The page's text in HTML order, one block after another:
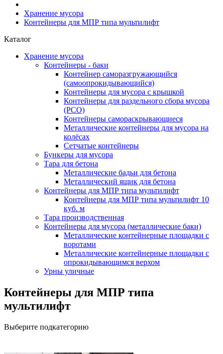
Хранение мусора
Контейнеры для МПР типа мультилифт
Каталог
Хранение мусора
Контейнеры - баки
Контейнер саморазгружающийся
(самоопрокидывающийся)
Контейнеры для мусора с крышкой
Контейнеры для раздельного сбора мусора
(РСО)
Контейнеры самораскрывающиеся
Металлические контейнеры для мусора на
колёсах
Сетчатые контейнеры
Бункеры для мусора
Тара для бетона
Металлические бадьи для бетона
Металлический ящик для бетона
Контейнеры для МПР типа мультилифт
Контейнеры для МПР типа мультилифт 10
куб. м
Тара производственная
Контейнеры для мусора (металлические баки)
Металлические контейнерные площадки с
воротами
Металлические контейнерные площадки с
опрокидывающимся верхом
Урны уличные
Контейнеры для МПР типа
мультилифт
Выберите подкатегорию